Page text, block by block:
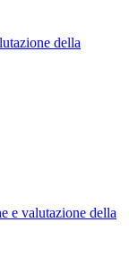
della
e valutazione della